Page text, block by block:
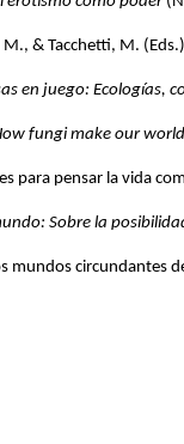
M., & Tacchetti, M.
en juego: Ecologías,
fungi make our
para pensar la vida
Sobre la
mundos circundantes